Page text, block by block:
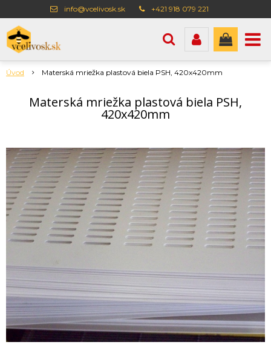
info@vcelivosk.sk +421 918 079 221
Úvod Materská mriežka plastová biela PSH, 420x420mm
Materská mriežka plastová biela PSH,
420x420mm